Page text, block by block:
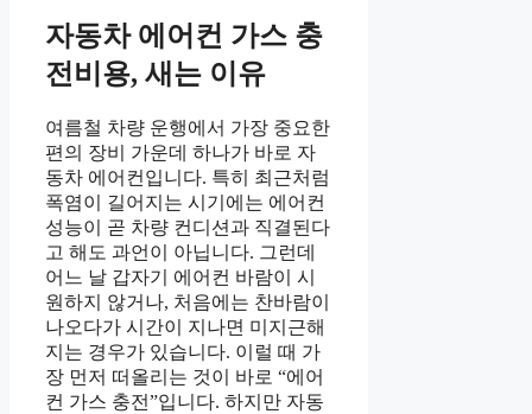
자동차 에어컨 가스 충
전비용, 새는 이유
여름철 차량 운행에서 가장 중요한
편의 장비 가운데 하나가 바로 자
동차 에어컨입니다. 특히 최근처럼
폭염이 길어지는 시기에는 에어컨
성능이 곧 차량 컨디션과 직결된다
고 해도 과언이 아닙니다. 그런데
어느 날 갑자기 에어컨 바람이 시
원하지 않거나, 처음에는 찬바람이
나오다가 시간이 지나면 미지근해
지는 경우가 있습니다. 이럴 때 가
장 먼저 떠올리는 것이 바로 “에어
컨 가스 충전”입니다. 하지만 자동